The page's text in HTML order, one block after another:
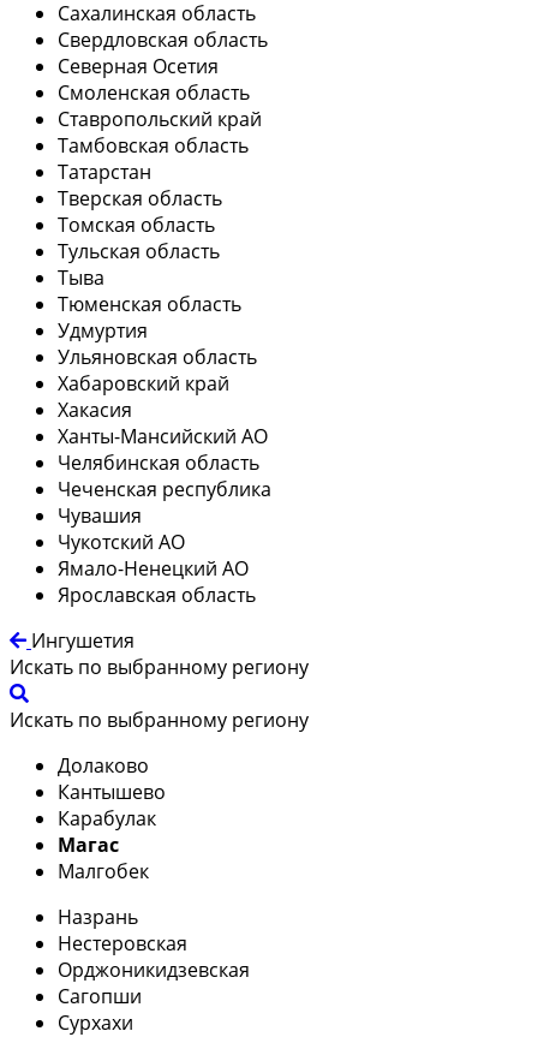
Сахалинская область
Свердловская область
Северная Осетия
Смоленская область
Ставропольский край
Тамбовская область
Татарстан
Тверская область
Томская область
Тульская область
Тыва
Тюменская область
Удмуртия
Ульяновская область
Хабаровский край
Хакасия
Ханты-Мансийский АО
Челябинская область
Чеченская республика
Чувашия
Чукотский АО
Ямало-Ненецкий АО
Ярославская область
Ингушетия
Искать по выбранному региону
Искать по выбранному региону
Долаково
Кантышево
Карабулак
Магас
Малгобек
Назрань
Нестеровская
Орджоникидзевская
Сагопши
Сурхахи